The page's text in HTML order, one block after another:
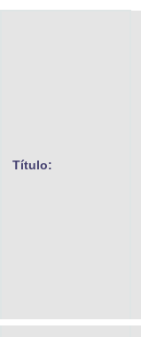
Planalto
Título: